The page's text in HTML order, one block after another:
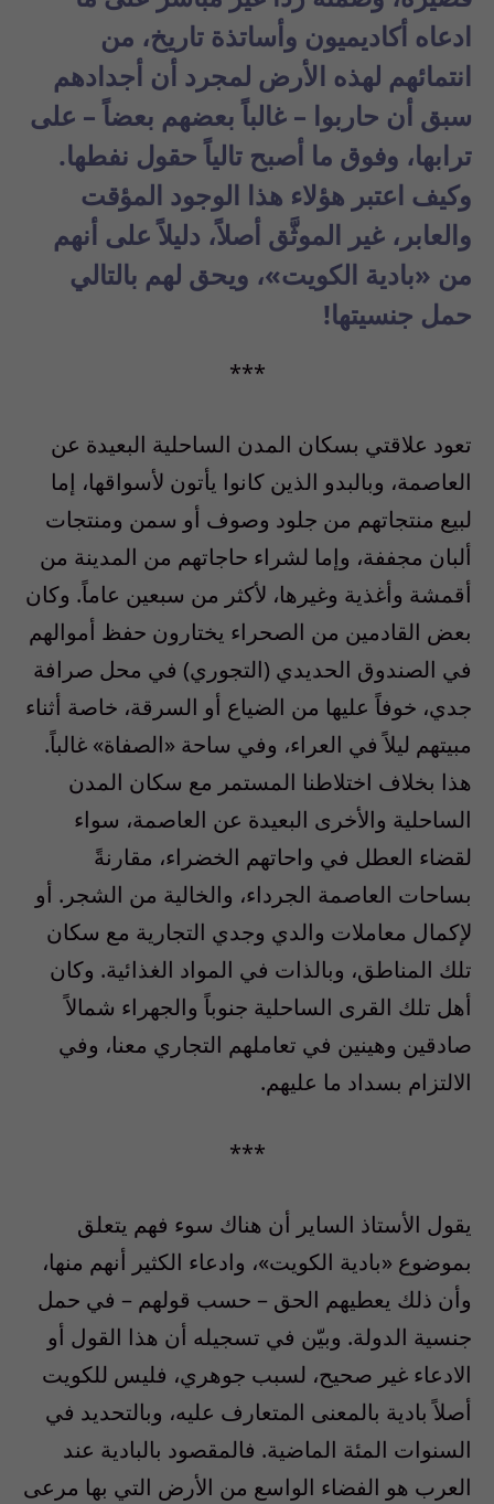
ادعاه أكاديميون وأساتذة تاريخ، من
انتمائهم لهذه الأرض لمجرد أن أجدادهم
سبق أن حاربوا – غالباً بعضهم بعضاً – على
ترابها، وفوق ما أصبح تالياً حقول نفطها.
وكيف اعتبر هؤلاء هذا الوجود المؤقت
والعابر، غير الموثَّق أصلاً، دليلاً على أنهم
من «بادية الكويت»، ويحق لهم بالتالي
حمل جنسيتها!
***
تعود علاقتي بسكان المدن الساحلية البعيدة عن
العاصمة، وبالبدو الذين كانوا يأتون لأسواقها، إما
لبيع منتجاتهم من جلود وصوف أو سمن ومنتجات
ألبان مجففة، وإما لشراء حاجاتهم من المدينة من
أقمشة وأغذية وغيرها، لأكثر من سبعين عاماً. وكان
بعض القادمين من الصحراء يختارون حفظ أموالهم
في الصندوق الحديدي (التجوري) في محل صرافة
جدي، خوفاً عليها من الضياع أو السرقة، خاصة أثناء
مبيتهم ليلاً في العراء، وفي ساحة «الصفاة» غالباً.
هذا بخلاف اختلاطنا المستمر مع سكان المدن
الساحلية والأخرى البعيدة عن العاصمة، سواء
لقضاء العطل في واحاتهم الخضراء، مقارنةً
بساحات العاصمة الجرداء، والخالية من الشجر. أو
لإكمال معاملات والدي وجدي التجارية مع سكان
تلك المناطق، وبالذات في المواد الغذائية. وكان
أهل تلك القرى الساحلية جنوباً والجهراء شمالاً
صادقين وهينين في تعاملهم التجاري معنا، وفي
الالتزام بسداد ما عليهم.
***
يقول الأستاذ الساير أن هناك سوء فهم يتعلق
بموضوع «بادية الكويت»، وادعاء الكثير أنهم منها،
وأن ذلك يعطيهم الحق – حسب قولهم – في حمل
جنسية الدولة. وبيّن في تسجيله أن هذا القول أو
الادعاء غير صحيح، لسبب جوهري، فليس للكويت
أصلاً بادية بالمعنى المتعارف عليه، وبالتحديد في
السنوات المئة الماضية. فالمقصود بالبادية عند
العرب هو الفضاء الواسع من الأرض التي بها مرعى